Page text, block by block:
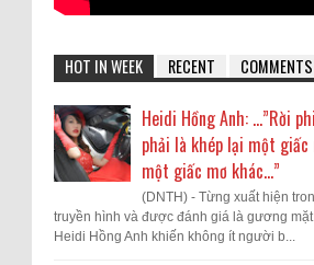
HOT IN WEEK RECENT COMMENTS
Heidi Hồng Anh: …”Rời
phải là khép lại một giấc
một giấc mơ khác...”
(DNTH) - Từng xuất hiện
truyền hình và được đánh giá là gương
Heidi Hồng Anh khiến không ít người b...